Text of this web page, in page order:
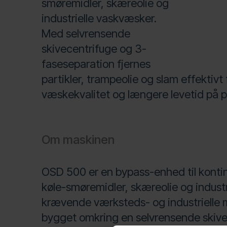
smøremidler, skæreolie og
industrielle vaskvæsker.
Med selvrensende
skivecentrifuge og 3-
faseseparation fjernes
partikler, trampeolie og slam effektivt
væskekvalitet og længere levetid på
Om maskinen
OSD 500 er en bypass-enhed til
køle-smøremidler, skæreolie og
krævende værksteds- og industrielle
bygget omkring en selvrensende